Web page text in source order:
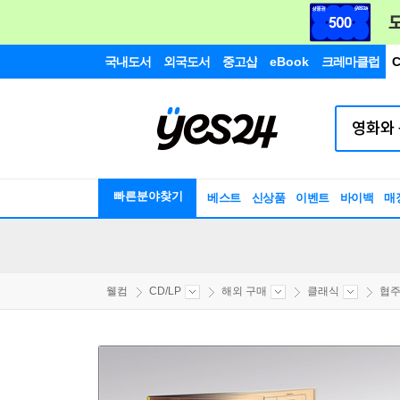
국내도서 외국도서 중고샵 eBook 크레마클럽
빠른분야찾기 베스트 신상품 이벤트 바이백 매
웰컴 CD/LP 해외 구매 클래식 협